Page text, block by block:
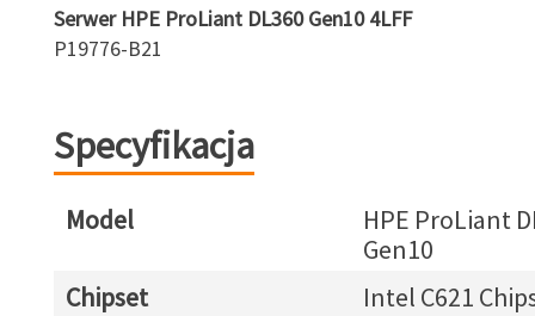
Serwer HPE ProLiant DL360 Gen10 4LFF
P19776-B21
Specyfikacja
Model
HPE ProLiant
Gen10
Chipset
Intel C621